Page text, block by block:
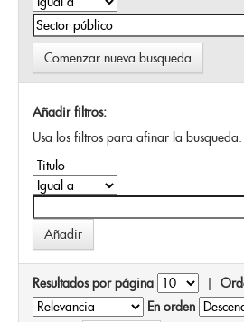
Comenzar nueva busqueda
Añadir filtros:
Usa los filtros para afinar la busqueda.
Resultados por página |
En orden